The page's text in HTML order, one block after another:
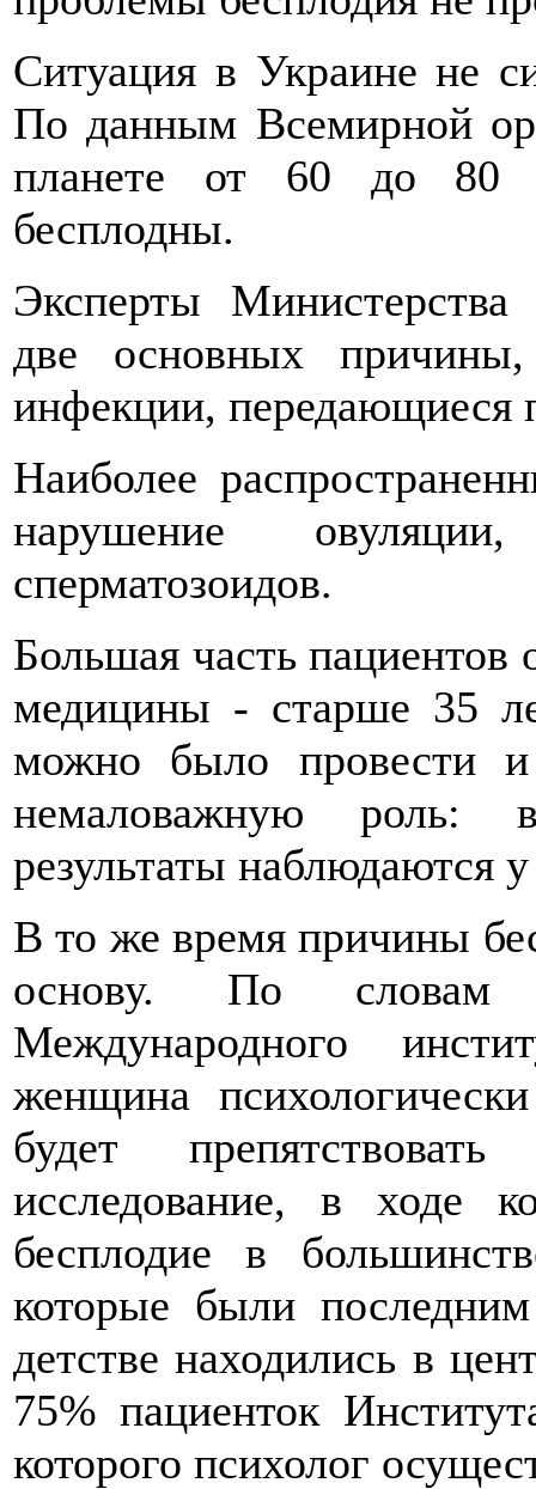
Ситуация в Украине не
По данным Всемирной
планете от 60 до 80
бесплодны.
Эксперты
две основных
инфекции,
Наиболее
нарушение
сперматозоидов.
Большая часть пациентов
медицины - старше 35
можно было провести и
немаловажную роль:
результаты наблюдаются
В то же время причины
основу. По словам
Международного
женщина
будет
исследование, в ходе
бесплодие в
которые были
детстве находились в
75% пациенток
которого психолог